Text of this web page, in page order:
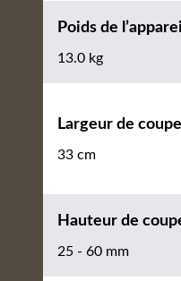
Poids de
13.0 kg
Largeur de coupe
33 cm
Hauteur de
25 - 60 mm